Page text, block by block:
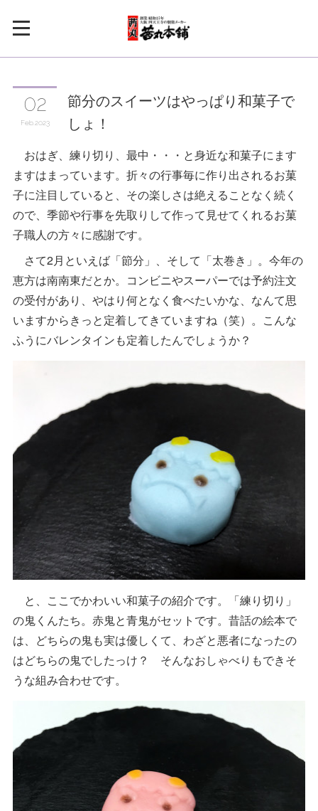
02
Feb 2023
節分のスイーツはやっぱり和菓子で
しょ！
おはぎ、練り切り、最中・・・と身近な和菓子にます
ますはまっています。折々の行事毎に作り出されるお菓
子に注目していると、その楽しさは絶えることなく続く
ので、季節や行事を先取りして作って見せてくれるお菓
子職人の方々に感謝です。
さて2月といえば「節分」、そして「太巻き」。今年の
恵方は南南東だとか。コンビニやスーパーでは予約注文
の受付があり、やはり何となく食べたいかな、なんて思
いますからきっと定着してきていますね（笑）。こんな
ふうにバレンタインも定着したんでしょうか？
と、ここでかわいい和菓子の紹介です。「練り切り」
の鬼くんたち。赤鬼と青鬼がセットです。昔話の絵本で
は、どちらの鬼も実は優しくて、わざと悪者になったの
はどちらの鬼でしたっけ？ そんなおしゃべりもできそ
うな組み合わせです。